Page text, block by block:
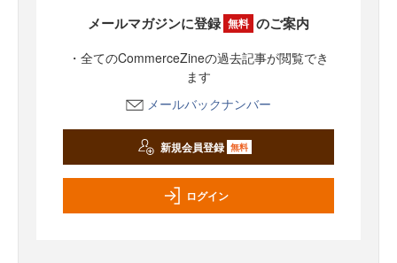
メールマガジンに登録 無料 のご案内
・全てのCommerceZineの過去記事が閲覧でき
ます
メールバックナンバー
新規会員登録 無料
ログイン